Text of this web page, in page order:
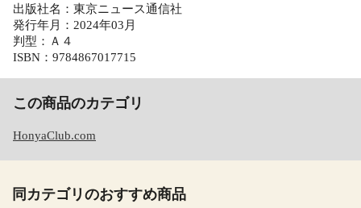
出版社名：東京ニュース通信社
発行年月：2024年03月
判型：Ａ４
ISBN：9784867017715
この商品のカテゴリ
HonyaClub.com
同カテゴリのおすすめ商品